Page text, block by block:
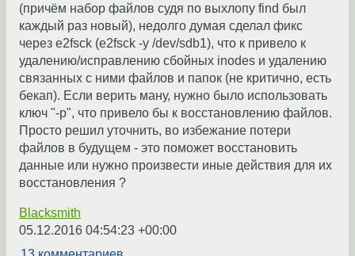
(причём набор файлов судя по выхлопу find был
каждый раз новый), недолго думая сделал фикс
через e2fsck (e2fsck -y /dev/sdb1), что к привело к
удалению/исправлению сбойных inodes и удалению
связанных с ними файлов и папок (не критично, есть
бекап). Если верить ману, нужно было использовать
ключ "-p", что привело бы к восстановлению файлов.
Просто решил уточнить, во избежание потери
файлов в будущем - это поможет восстановить
данные или нужно произвести иные действия для их
восстановления ?
Blacksmith
05.12.2016 04:54:23 +00:00